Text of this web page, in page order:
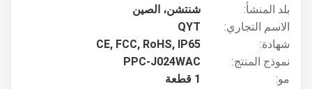
بلد المنشأ:
شنتشن، الصين
الاسم التجاري:
شهادة:
CE, FCC, RoHS, IP65
نموذج المنتج:
PPC-J024WAC